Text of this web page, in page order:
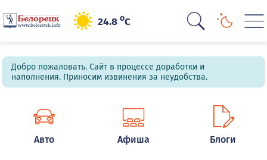
24.8oC
Добро пожаловать. Сайт в процессе доработки и
наполнения. Приносим извинения за неудобства.
Авто Афиша Блоги